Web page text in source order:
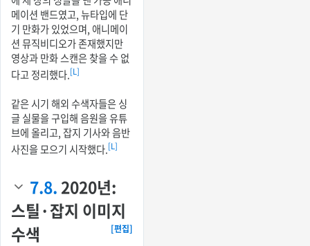
메이션 밴드였고, 뉴타입에 단
기 만화가 있었으며, 애니메이
션 뮤직비디오가 존재했지만
영상과 만화 스캔은 찾을 수 없
다고 정리했다.[L]
같은 시기 해외 수색자들은 싱
글 실물을 구입해 음원을 유튜
브에 올리고, 잡지 기사와 음반
사진을 모으기 시작했다.[L]
7.8. 2020년:
스틸·잡지 이미지
수색
[편집]